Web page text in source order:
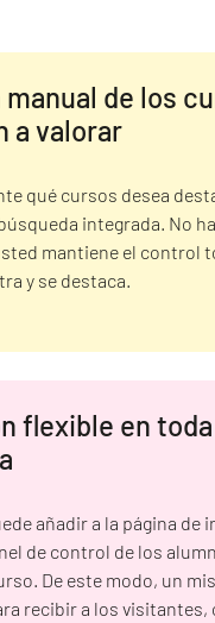
de los
a valorar
qué cursos desea
integrada. No
mantiene el control
y se destaca.
flexible en
añadir a la página de
de control de los
De este modo, un
recibir a los visitantes,